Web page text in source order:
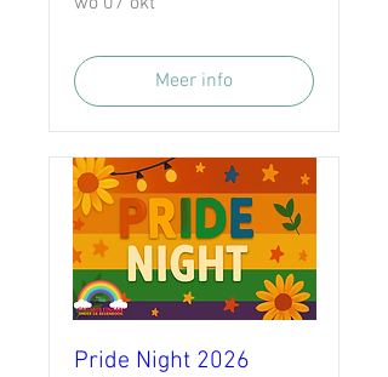
Meer info
Pride Night 2026